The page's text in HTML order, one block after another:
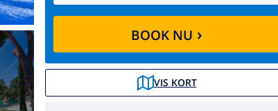
BOOK NU ›
VIS KORT